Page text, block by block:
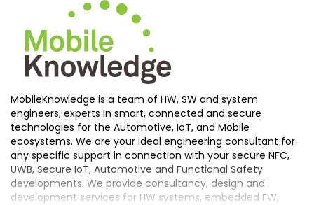
MobileKnowledge is a team of HW, SW and system
engineers, experts in smart, connected and secure
technologies for the Automotive, IoT, and Mobile
ecosystems. We are your ideal engineering consultant for
any specific support in connection with your secure NFC,
UWB, Secure IoT, Automotive and Functional Safety
developments. We provide consultancy, design and
development services for HW systems, embedded FW,